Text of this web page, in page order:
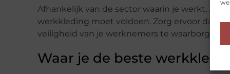
Afhankelijk van de sector waarin je werkt, zijn
werkkleding moet voldoen. Zorg ervoor dat
veiligheid van je werknemers te waarborgen.
Waar je de beste